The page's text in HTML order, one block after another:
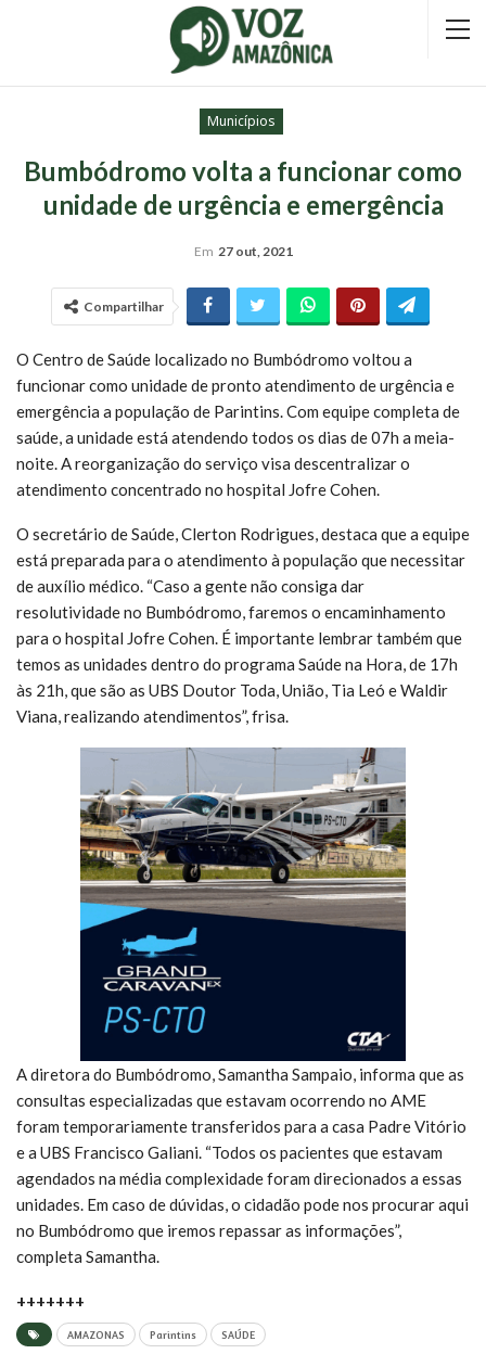
Municípios
Bumbódromo volta a funcionar como
unidade de urgência e emergência
Em 27 out, 2021
Compartilhar
O Centro de Saúde localizado no Bumbódromo voltou a
funcionar como unidade de pronto atendimento de urgência e
emergência a população de Parintins. Com equipe completa de
saúde, a unidade está atendendo todos os dias de 07h a meia-
noite. A reorganização do serviço visa descentralizar o
atendimento concentrado no hospital Jofre Cohen.
O secretário de Saúde, Clerton Rodrigues, destaca que a equipe
está preparada para o atendimento à população que necessitar
de auxílio médico. “Caso a gente não consiga dar
resolutividade no Bumbódromo, faremos o encaminhamento
para o hospital Jofre Cohen. É importante lembrar também que
temos as unidades dentro do programa Saúde na Hora, de 17h
às 21h, que são as UBS Doutor Toda, União, Tia Leó e Waldir
Viana, realizando atendimentos”, frisa.
A diretora do Bumbódromo, Samantha Sampaio, informa que as
consultas especializadas que estavam ocorrendo no AME
foram temporariamente transferidos para a casa Padre Vitório
e a UBS Francisco Galiani. “Todos os pacientes que estavam
agendados na média complexidade foram direcionados a essas
unidades. Em caso de dúvidas, o cidadão pode nos procurar aqui
no Bumbódromo que iremos repassar as informações”,
completa Samantha.
+++++++
AMAZONAS Parintins SAÚDE